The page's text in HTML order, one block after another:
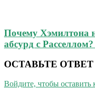
Почему Хэмилтона
абсурд с
ОСТАВЬТЕ ОТВЕТ
Войдите, чтобы оставить